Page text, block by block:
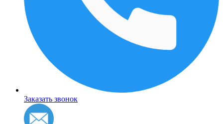
Заказать звонок